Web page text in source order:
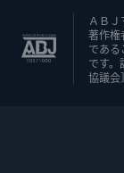
ＡＢ
著作権
である
です。
協議会